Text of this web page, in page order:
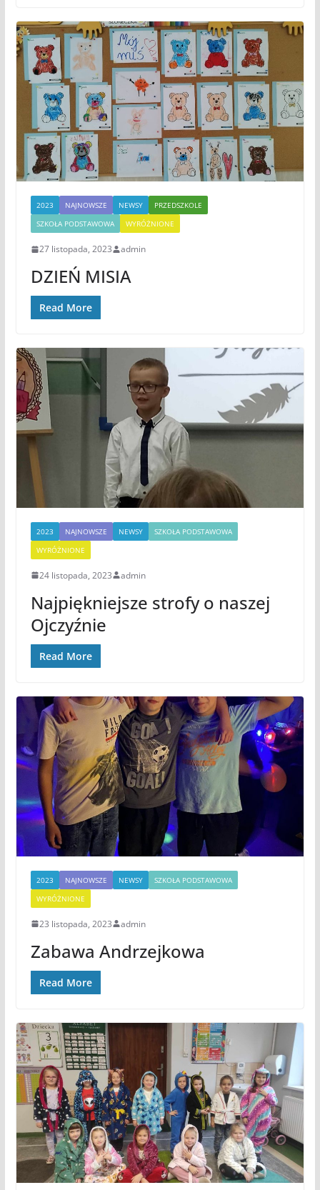
2023 NAJNOWSZE NEWSY
PRZEDSZKOLE
SZKOŁA PODSTAWOWA
WYRÓŻNIONE
27 listopada, 2023 admin
DZIEŃ MISIA
Read More
2023 NAJNOWSZE NEWSY
SZKOŁA PODSTAWOWA
WYRÓŻNIONE
24 listopada, 2023 admin
Najpiękniejsze strofy o naszej
Ojczyźnie
Read More
2023 NAJNOWSZE NEWSY
SZKOŁA PODSTAWOWA
WYRÓŻNIONE
23 listopada, 2023 admin
Zabawa Andrzejkowa
Read More